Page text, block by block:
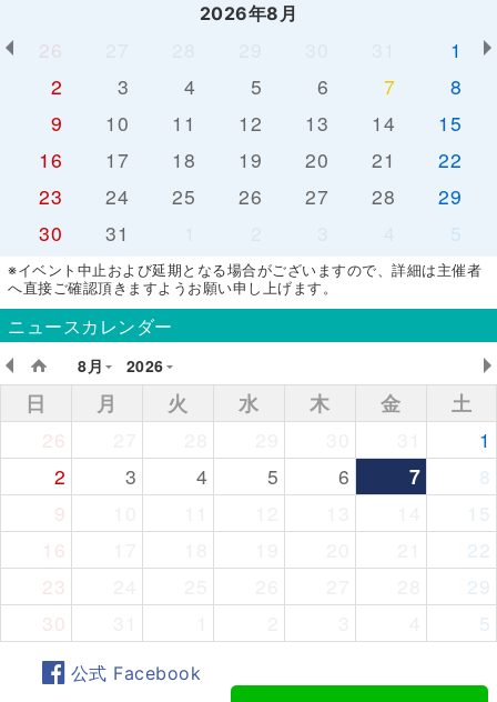
2026年8月
26
1
2
3 4 5 6 7
8
9
10 11 12 13 14
15
16
17 18 19 20 21
22
23
24 25 26 27 28
29
30
31 5
※イベント中止および延期となる場合がございますので、詳細は主催者
へ直接ご確認頂きますようお願い申し上げます。
ニュースカレンダー
8月
2026
日 月 火 水 木 金
土
26
1
2
3 4 5 6 7
8
9
15
16
22
23
29
30
5
公式 Facebook